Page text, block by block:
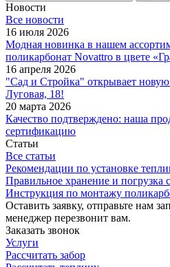
Новости
Все новости
16 июля 2026
Модная новинка в нашем
поликарбонат Novattro в цвете
16 апреля 2026
"Сад и Стройка" открывает
Луговая, 18!
20 марта 2026
Качество подтверждено: наша
сертификацию
Статьи
Все статьи
Рекомендации по установке
Правильное хранение и погрузка
Инструкция по монтажу
Оставить заявку, отправьте нам
менеджер перезвонит вам.
Заказать звонок
Услуги
Рассчитать забор